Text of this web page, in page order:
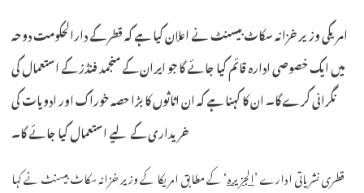
امریکی وزیر خزانہ سکاٹ بیسنٹ نے اعلان کیا ہے کہ قطر کے دارالحکومت دوحہ
میں ایک خصوصی ادارہ قائم کیا جائے گا جو ایران کے منجمد فنڈز کے استعمال کی
نگرانی کرے گا۔ ان کا کہنا ہے کہ ان اثاثوں کا بڑا حصہ خوراک اور ادویات کی
خریداری کے لیے استعمال کیا جائے گا۔
قطری نشریاتی ادارے ’الجزیرہ‘ کے مطابق امریکا کے وزیر خزانہ سکاٹ بیسنٹ نے کہا